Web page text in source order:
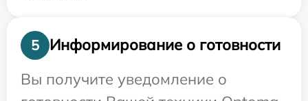
5
Информирование о готовности
Вы получите уведомление о